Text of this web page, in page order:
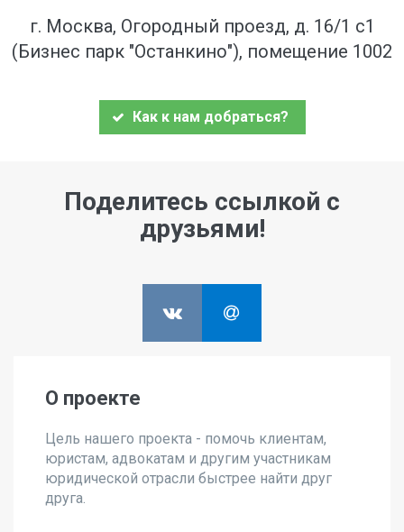
г. Москва, Огородный проезд, д. 16/1 с1
(Бизнес парк "Останкино"), помещение 1002
Как к нам добраться?
Поделитесь ссылкой с
друзьями!
О проекте
Цель нашего проекта - помочь клиентам,
юристам, адвокатам и другим участникам
юридической отрасли быстрее найти друг
друга.